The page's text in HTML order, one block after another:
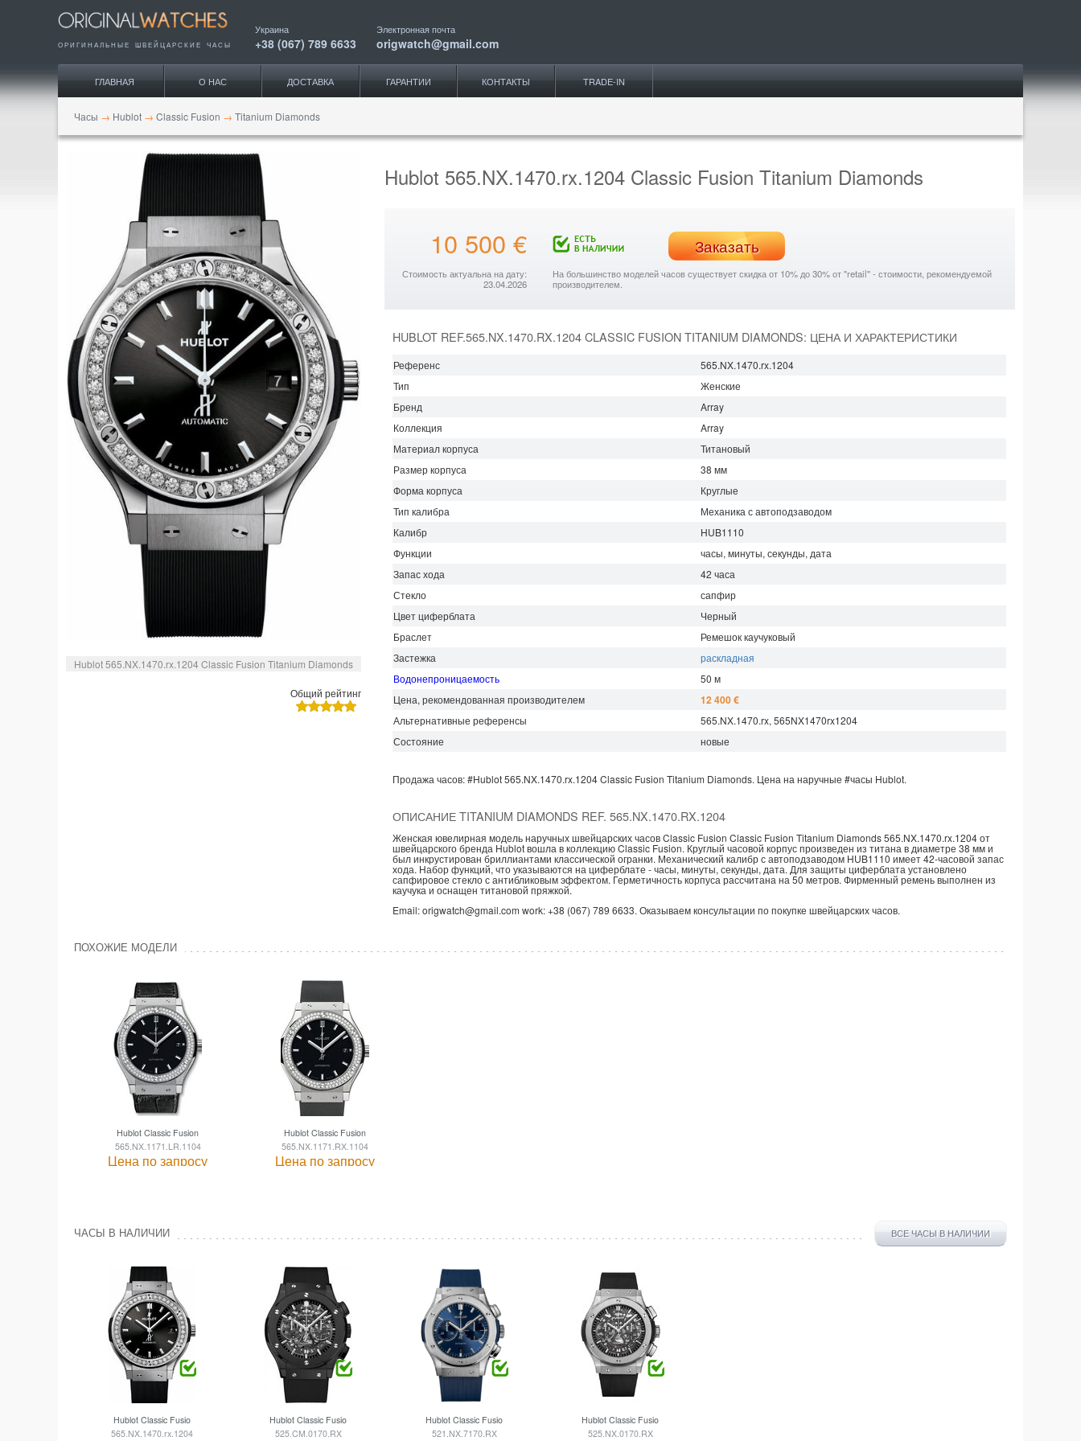
ОРИГИНАЛЬНЫЕ ШВЕЙЦАРСКИЕ ЧАСЫ
Украина
+38 (067) 789 6633
Электронная почта
origwatch@gmail.com
ГЛАВНАЯ О НАС ДОСТАВКА ГАРАНТИИ КОНТАКТЫ TRADE-IN
Часы → Hublot → Classic Fusion → Titanium Diamonds
Hublot 565.NX.1470.rx.1204 Classic Fusion Titanium Diamonds
Общий рейтинг
Hublot 565.NX.1470.rx.1204 Classic Fusion Titanium Diamonds
10 500 € Заказать
Стоимость актуальна на дату:
23.04.2026
На большинство моделей часов существует скидка от 10% до 30% от "retail" - стоимости, рекомендуемой
производителем.
HUBLOT REF.565.NX.1470.RX.1204 CLASSIC FUSION TITANIUM DIAMONDS: ЦЕНА И ХАРАКТЕРИСТИКИ
Референс
565.NX.1470.rx.1204
Тип
Женские
Бренд
Array
Коллекция
Array
Материал корпуса
Титановый
Размер корпуса
38 мм
Форма корпуса
Круглые
Тип калибра
Механика с автоподзаводом
Калибр
HUB1110
Функции
часы, минуты, секунды, дата
Запас хода
42часа
Стекло
сапфир
Цвет циферблата
Черный
Браслет
Ремешок каучуковый
Застежка
раскладная
Водонепроницаемость
50 м
Цена, рекомендованная производителем
12 400 €
Альтернативные референсы
565.NX.1470.rx, 565NX1470rx1204
Состояние
новые
Продажа часов:#Hublot565.NX.1470.rx.1204Classic Fusion Titanium Diamonds. Цена на наручные #часы Hublot.
ОПИСАНИЕ TITANIUM DIAMONDS REF. 565.NX.1470.RX.1204
Женская ювелирная модель наручных швейцарских часов Classic Fusion Classic Fusion Titanium Diamonds 565.NX.1470.rx.1204 от
швейцарского бренда Hublot вошла в коллекцию Classic Fusion. Круглый часовой корпус произведен из титана в диаметре 38 мм и
был инкрустирован бриллиантами классической огранки. Механический калибр с автоподзаводом HUB1110 имеет 42-часовой запас
хода. Набор функций, что указываются на циферблате - часы, минуты, секунды, дата. Для защиты циферблата установлено
сапфировое стекло с антибликовым эффектом. Герметичность корпуса рассчитана на 50 метров. Фирменный ремень выполнен из
каучука и оснащен титановой пряжкой.
Email: origwatch@gmail.com work: +38 (067) 789 6633. Оказываем консультации по покупке швейцарских часов.
ПОХОЖИЕ МОДЕЛИ
Hublot Classic Fusion
565.NX.1171.LR.1104
Цена по запросу
Hublot Classic Fusion
565.NX.1171.RX.1104
Цена по запросу
ЧАСЫ В НАЛИЧИИ ВСЕ ЧАСЫ В НАЛИЧИИ
Hublot Classic Fusion
565.NX.1470.rx.1204
Hublot Classic Fusion
525.CM.0170.RX
Hublot Classic Fusion
521.NX.7170.RX
Hublot Classic Fusion
525.NX.0170.RX